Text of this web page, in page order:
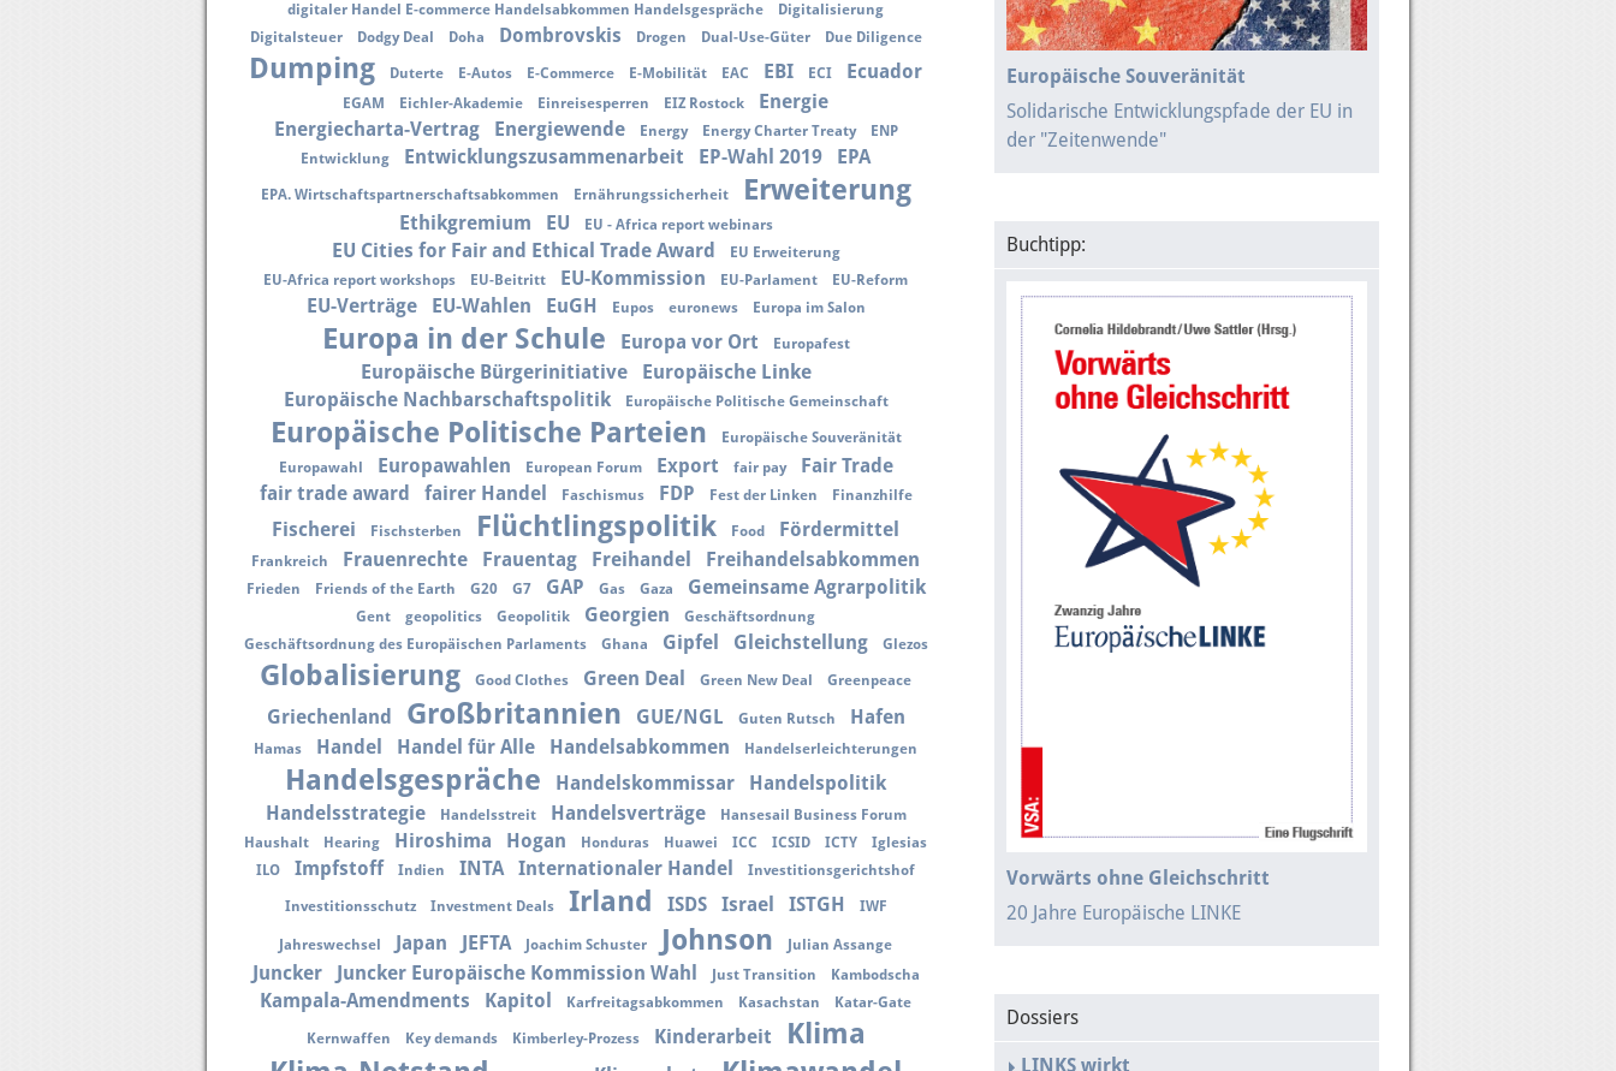
digitaler Handel E-commerce Handelsabkommen Handelsgespräche
Digitalisierung
Digitalsteuer
Dodgy Deal Doha Dombrovskis Drogen Dual-Use-Güter Due Diligence
Dumping Duterte E-Autos E-Commerce E-Mobilität EAC EBI ECI Ecuador
EGAM Eichler-Akademie Einreisesperren EIZ Rostock
Energie
Energiecharta-Vertrag
Energiewende Energy Energy Charter Treaty
ENP
Entwicklung
Entwicklungszusammenarbeit EP-Wahl 2019 EPA
EPA. Wirtschaftspartnerschaftsabkommen Ernährungssicherheit Erweiterung
Ethikgremium EU EU - Africa report webinars
EU Cities for Fair and Ethical Trade Award
EU Erweiterung
EU-Africa report workshops
EU-Beitritt EU-Kommission EU-Parlament EU-Reform
EU-Verträge EU-Wahlen EuGH Eupos euronews Europa im Salon
Europa in der Schule Europa vor Ort Europafest
Europäische Bürgerinitiative
Europäische Linke
Europäische Nachbarschaftspolitik
Europäische Politische Gemeinschaft
Europäische Politische Parteien
Europäische Souveränität
Europawahl
Europawahlen European Forum Export fair pay
Fair Trade
fair trade award
fairer Handel Faschismus FDP Fest der Linken Finanzhilfe
Fischerei Fischsterben Flüchtlingspolitik Food Fördermittel
Frankreich Frauenrechte Frauentag Freihandel Freihandelsabkommen
Frieden Friends of the Earth G20 G7 GAP Gas Gaza Gemeinsame Agrarpolitik
Gent geopolitics Geopolitik Georgien
Geschäftsordnung
Geschäftsordnung des Europäischen Parlaments
Ghana Gipfel Gleichstellung Glezos
Globalisierung Good Clothes Green Deal Green New Deal Greenpeace
Griechenland Großbritannien GUE/NGL Guten Rutsch Hafen
Hamas Handel Handel für Alle Handelsabkommen Handelserleichterungen
Handelsgespräche Handelskommissar
Handelspolitik
Handelsstrategie
Handelsstreit Handelsverträge
Hansesail Business Forum
Haushalt
Hearing Hiroshima Hogan Honduras Huawei ICC ICSID ICTY
Iglesias
ILO
Impfstoff Indien INTA Internationaler Handel Investitionsgerichtshof
Investitionsschutz Investment Deals Irland ISDS Israel ISTGH IWF
Jahreswechsel Japan JEFTA Joachim Schuster Johnson Julian Assange
Juncker Juncker Europäische Kommission Wahl Just Transition Kambodscha
Kampala-Amendments Kapitol Karfreitagsabkommen Kasachstan Katar-Gate
Kernwaffen Key demands Kimberley-Prozess Kinderarbeit
Klima
Europäische Souveränität
Solidarische Entwicklungspfade der EU in
der "Zeitenwende"
Buchtipp:
Vorwärts ohne Gleichschritt
20 Jahre Europäische LINKE
Dossiers
LINKS wirkt